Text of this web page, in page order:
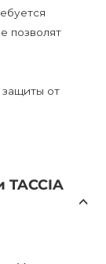
позволят
защиты от
прекрасно
типы
лампы, что
TACCIA